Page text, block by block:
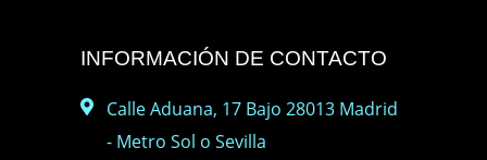
INFORMACIÓN DE CONTACTO
Calle Aduana, 17 Bajo 28013 Madrid
- Metro Sol o Sevilla